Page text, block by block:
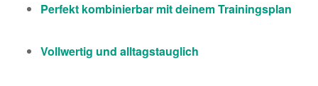
Perfekt kombinierbar mit deinem Trainingsplan
Vollwertig und alltagstauglich